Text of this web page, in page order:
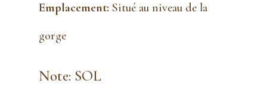
Emplacement:Situé au niveau de la
gorge
Note: SOL